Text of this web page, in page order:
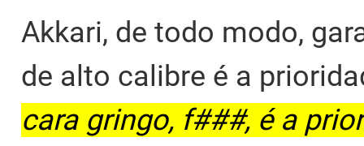
Akkari, de todo modo,
de alto calibre é a
cara gringo, f###, é a